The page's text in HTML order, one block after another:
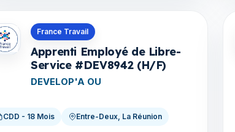
France Travail
Apprenti Employé de Libre-
Service #DEV8942 (H/F)
DEVELOP'A OU
CDD - 18 Mois Entre-Deux, La Réunion
en La Réunion